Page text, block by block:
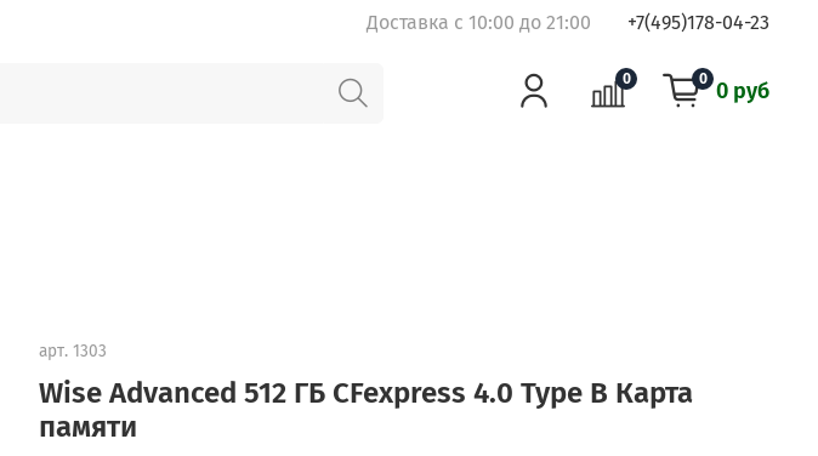
Доставка с 10:00 до 21:00 +7(495)178-04-23
0 0 0 руб
арт. 1303
Wise Advanced 512 ГБ CFexpress 4.0 Type B Карта
памяти